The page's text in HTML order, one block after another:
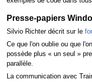
Presse-papiers
Silvio Richter décrit sur le
Ce que l'on oublie ou que
possède plus « un seul »
parallèle.
La communication avec